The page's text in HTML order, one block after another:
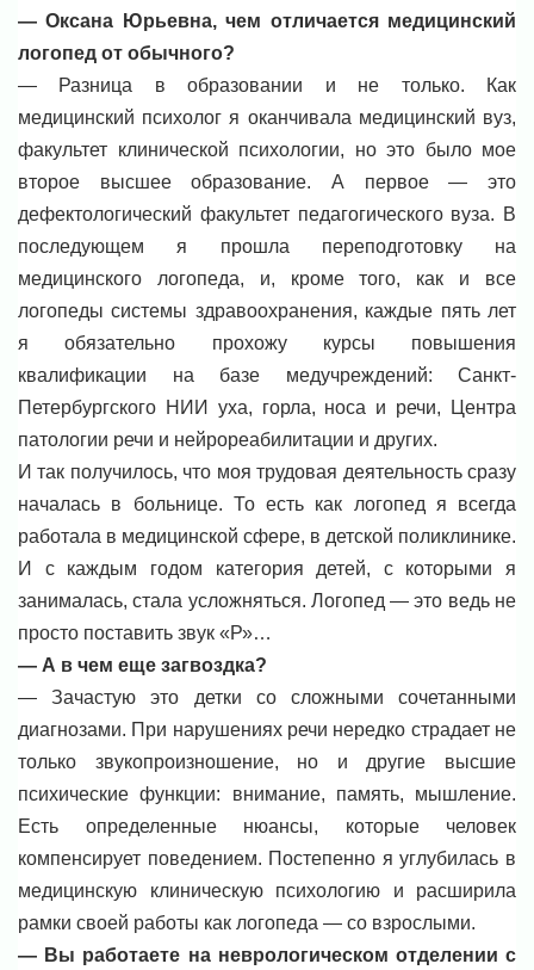
— Оксана Юрьевна, чем отличается медицинский
логопед от обычного?
— Разница в образовании и не только. Как
медицинский психолог я оканчивала медицинский вуз,
факультет клинической психологии, но это было мое
второе высшее образование. А первое — это
дефектологический факультет педагогического вуза. В
последующем я прошла переподготовку на
медицинского логопеда, и, кроме того, как и все
логопеды системы здравоохранения, каждые пять лет
я обязательно прохожу курсы повышения
квалификации на базе медучреждений: Санкт-
Петербургского НИИ уха, горла, носа и речи, Центра
патологии речи и нейрореабилитации и других.
И так получилось, что моя трудовая деятельность сразу
началась в больнице. То есть как логопед я всегда
работала в медицинской сфере, в детской поликлинике.
И с каждым годом категория детей, с которыми я
занималась, стала усложняться. Логопед — это ведь не
просто поставить звук «Р»…
— А в чем еще загвоздка?
— Зачастую это детки со сложными сочетанными
диагнозами. При нарушениях речи нередко страдает не
только звукопроизношение, но и другие высшие
психические функции: внимание, память, мышление.
Есть определенные нюансы, которые человек
компенсирует поведением. Постепенно я углубилась в
медицинскую клиническую психологию и расширила
рамки своей работы как логопеда — со взрослыми.
— Вы работаете на неврологическом отделении с